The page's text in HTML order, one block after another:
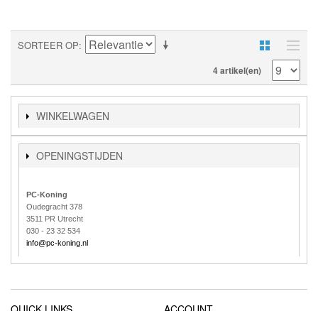
SORTEER OP
4 artikel(en)
WINKELWAGEN
OPENINGSTIJDEN
PC-Koning
Oudegracht 378
3511 PR Utrecht
030 - 23 32 534
info@pc-koning.nl